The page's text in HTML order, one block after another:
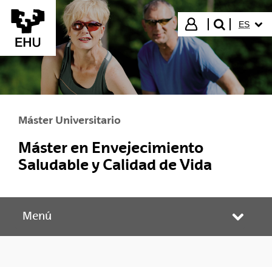
Saltar al contenido principal
Iniciar sesión
buscar"
ES
Máster Universitario
Máster en Envejecimiento
Saludable y Calidad de Vida
Menú